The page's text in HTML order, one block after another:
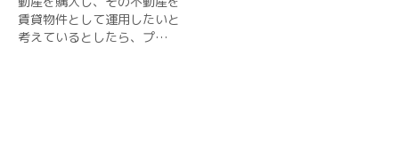
賃貸物件として運用したいと
考えているとしたら、プ…